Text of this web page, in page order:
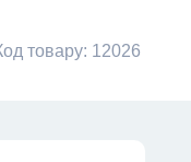
товару: 12026